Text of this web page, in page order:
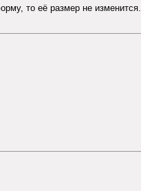
то её размер не изменится.